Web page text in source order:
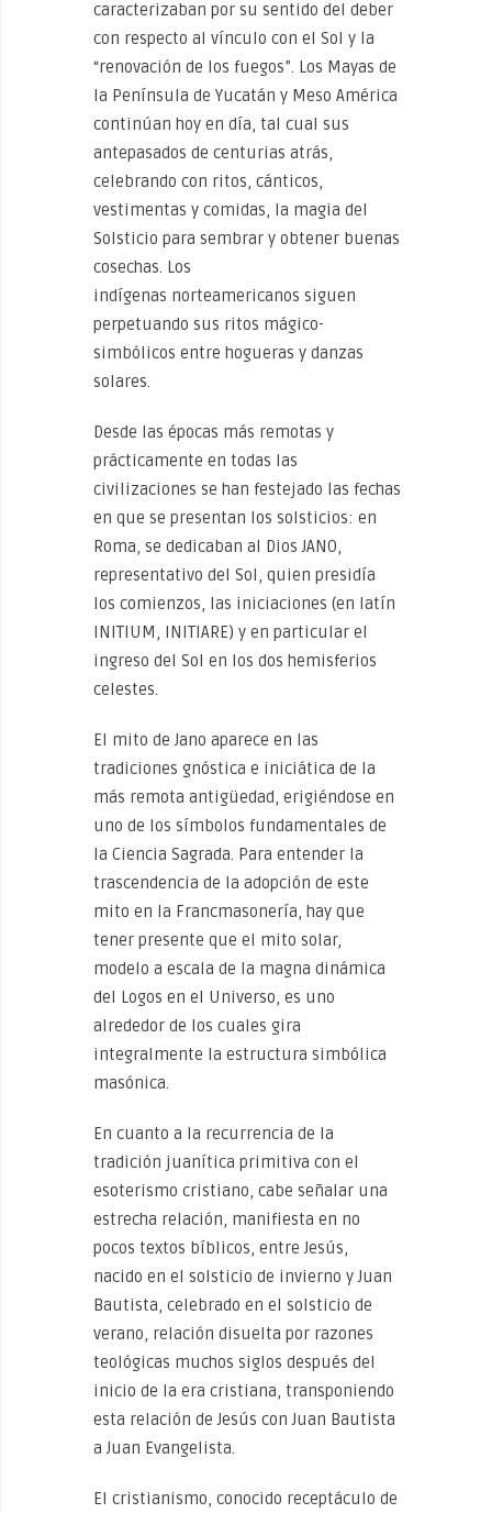
caracterizaban por su sentido del deber
con respecto al vínculo con el Sol y la
“renovación de los fuegos”. Los Mayas de
la Península de Yucatán y Meso América
continúan hoy en día, tal cual sus
antepasados de centurias atrás,
celebrando con ritos, cánticos,
vestimentas y comidas, la magia del
Solsticio para sembrar y obtener buenas
cosechas. Los
indígenas norteamericanos siguen
perpetuando sus ritos mágico-
simbólicos entre hogueras y danzas
solares.
Desde las épocas más remotas y
prácticamente en todas las
civilizaciones se han festejado las fechas
en que se presentan los solsticios: en
Roma, se dedicaban al Dios JANO,
representativo del Sol, quien presidía
los comienzos, las iniciaciones (en latín
INITIUM, INITIARE) y en particular el
ingreso del Sol en los dos hemisferios
celestes.
El mito de Jano aparece en las
tradiciones gnóstica e iniciática de la
más remota antigüedad, erigiéndose en
uno de los símbolos fundamentales de
la Ciencia Sagrada. Para entender la
trascendencia de la adopción de este
mito en la Francmasonería, hay que
tener presente que el mito solar,
modelo a escala de la magna dinámica
del Logos en el Universo, es uno
alrededor de los cuales gira
integralmente la estructura simbólica
masónica.
En cuanto a la recurrencia de la
tradición juanítica primitiva con el
esoterismo cristiano, cabe señalar una
estrecha relación, manifiesta en no
pocos textos bíblicos, entre Jesús,
nacido en el solsticio de invierno y Juan
Bautista, celebrado en el solsticio de
verano, relación disuelta por razones
teológicas muchos siglos después del
inicio de la era cristiana, transponiendo
esta relación de Jesús con Juan Bautista
a Juan Evangelista.
El cristianismo, conocido receptáculo de